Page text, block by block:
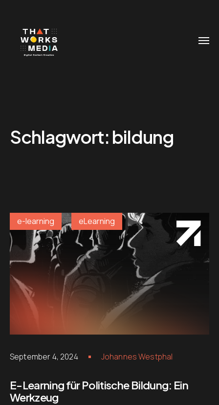
Schlagwort: bildung
e-learning eLearning
September 4, 2024 Johannes Westphal
E-Learning für Politische Bildung: Ein
Werkzeug